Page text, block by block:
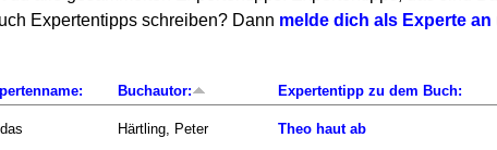
Expertentipps schreiben? Dann melde dich als Experte an
Buchautor: Expertentipp zu dem Buch:
Härtling, Peter Theo haut ab